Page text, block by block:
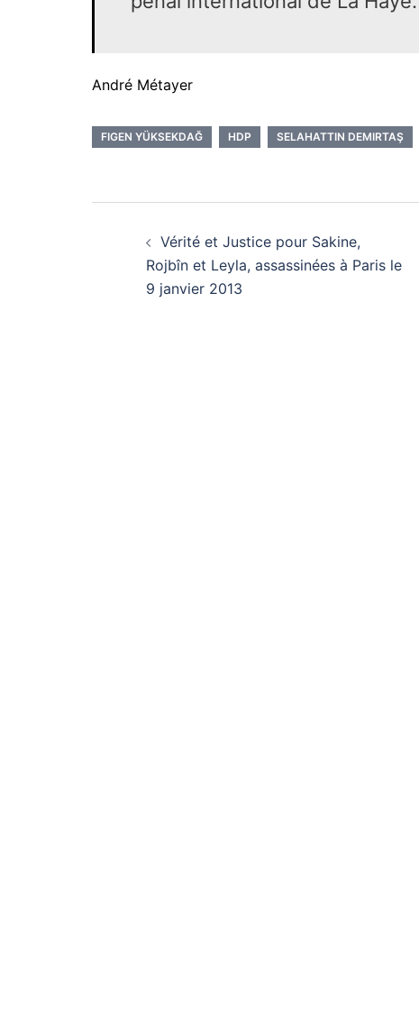
André Métayer
FIGEN YÜKSEKDAĞ HDP SELAHATTIN DEMIRTAŞ
Navigation
d’article
Vérité et Justice pour Sakine,
Rojbîn et Leyla, assassinées à Paris le
9 janvier 2013